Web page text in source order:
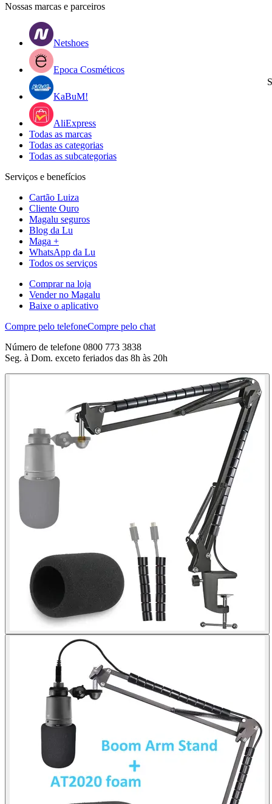
Nossas marcas e parceiros
Netshoes
Epoca Cosméticos
KaBuM!
AliExpress
Todas as marcas
Todas as categorias
Todas as subcategorias
Serviços e benefícios
Cartão Luiza
Cliente Ouro
Magalu seguros
Blog da Lu
Maga +
WhatsApp da Lu
Todos os serviços
Comprar na loja
Vender no Magalu
Baixe o aplicativo
Compre pelo telefoneCompre pelo chat
Número de telefone 0800 773 3838
Seg. à Dom. exceto feriados das 8h às 20h